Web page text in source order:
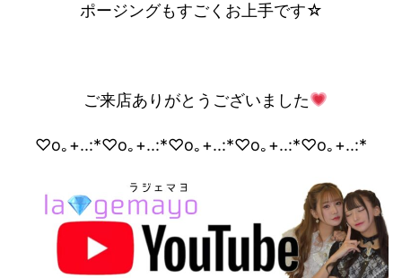
ポージングもすごくお上手です☆
ご来店ありがとうございました
♡o｡+..:*♡o｡+..:*♡o｡+..:*♡o｡+..:*♡o｡+..:*